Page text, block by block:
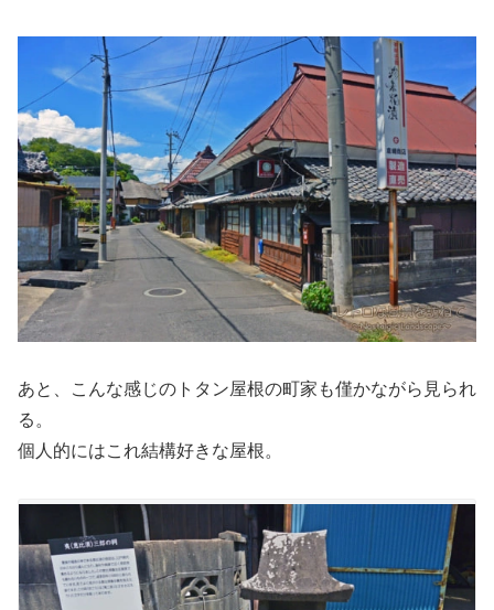
あと、こんな感じのトタン屋根の町家も僅かながら見られ
る。
個人的にはこれ結構好きな屋根。